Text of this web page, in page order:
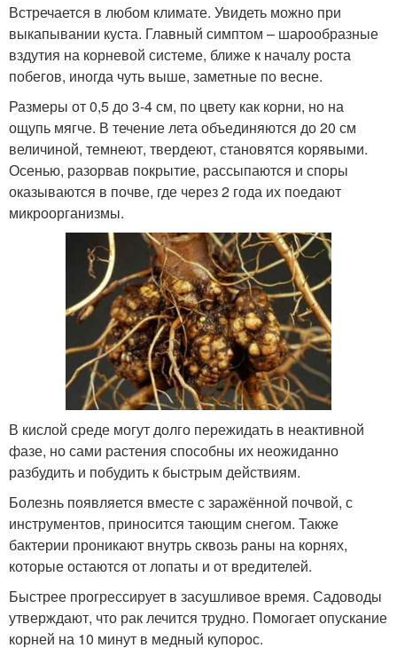
Встречается в любом климате. Увидеть можно при
выкапывании куста. Главный симптом – шарообразные
вздутия на корневой системе, ближе к началу роста
побегов, иногда чуть выше, заметные по весне.
Размеры от 0,5 до 3-4 см, по цвету как корни, но на
ощупь мягче. В течение лета объединяются до 20 см
величиной, темнеют, твердеют, становятся корявыми.
Осенью, разорвав покрытие, рассыпаются и споры
оказываются в почве, где через 2 года их поедают
микроорганизмы.
В кислой среде могут долго пережидать в неактивной
фазе, но сами растения способны их неожиданно
разбудить и побудить к быстрым действиям.
Болезнь появляется вместе с заражённой почвой, с
инструментов, приносится тающим снегом. Также
бактерии проникают внутрь сквозь раны на корнях,
которые остаются от лопаты и от вредителей.
Быстрее прогрессирует в засушливое время. Садоводы
утверждают, что рак лечится трудно. Помогает опускание
корней на 10 минут в медный купорос.